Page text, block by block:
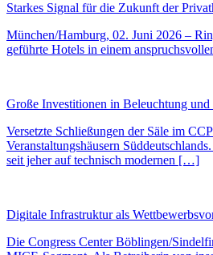
Starkes Signal für die Zukunft der
München/Hamburg, 02. Juni 2026 –
geführte Hotels in einem
Große Investitionen in Beleuchtung
Versetzte Schließungen der Säle im
Veranstaltungshäusern
seit jeher auf technisch modernen […]
Digitale Infrastruktur als
Die Congress Center Böblingen/